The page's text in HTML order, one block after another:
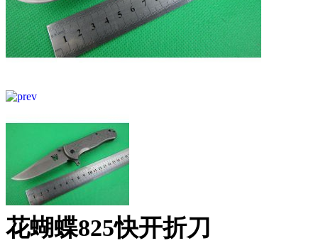
花蝴蝶825快开折刀